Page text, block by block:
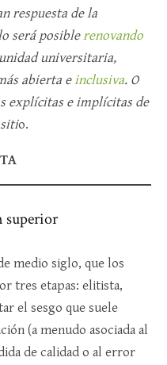
respuesta de la
será posiblerenovando
universitaria,
abierta einclusiva. O
explícitas e implícitas de
o.
superior
medio siglo, que los
tres etapas: elitista,
el sesgo que suele
(a menudo asociada al
de calidad o al error